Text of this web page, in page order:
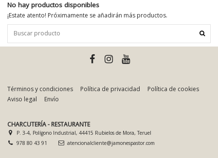
No hay productos disponibles
¡Estate atento! Próximamente se añadirán más productos.
Términos y condiciones Política de privacidad
Política de cookies
Aviso legal
Envío
CHARCUTERÍA - RESTAURANTE
P. 3-4, Polígono Industrial, 44415 Rubielos de Mora, Teruel
978 80 43 91
atencionalcliente@jamonespastor.com